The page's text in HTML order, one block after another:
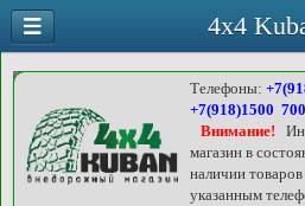
Телефоны:
+7(918)1500 700
Внимание!
магазин в
наличии
указанным
4x4